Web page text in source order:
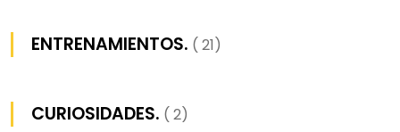
ENTRENAMIENTOS. ( 21)
CURIOSIDADES. ( 2)